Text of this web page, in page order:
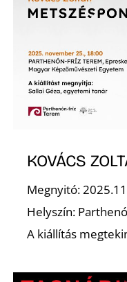
KOVÁCS
Megnyitó:
Helyszín:
A kiállítás